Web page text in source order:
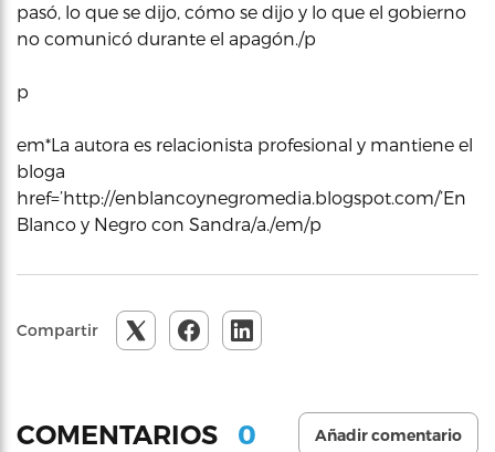
pasó, lo que se dijo, cómo se dijo y lo que el gobierno
no comunicó durante el apagón./p
p
em*La autora es relacionista profesional y mantiene el
bloga
href=’http://enblancoynegromedia.blogspot.com/’En
Blanco y Negro con Sandra/a./em/p
Compartir
COMENTARIOS 0 Añadir comentario